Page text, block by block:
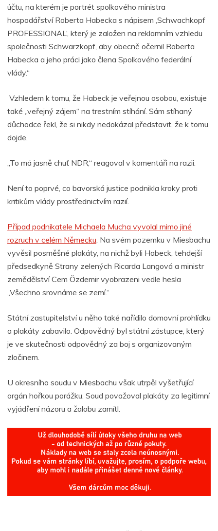
účtu, na kterém je portrét spolkového ministra
hospodářství Roberta Habecka s nápisem ‚Schwachkopf
PROFESSIONAL‘, který je založen na reklamním vzhledu
společnosti Schwarzkopf, aby obecně očernil Roberta
Habecka a jeho práci jako člena Spolkového federální
vlády.“
Vzhledem k tomu, že Habeck je veřejnou osobou, existuje
také „veřejný zájem“ na trestním stíhání. Sám stíhaný
důchodce řekl, že si nikdy nedokázal představit, že k tomu
dojde.
„To má jasně chuť NDR,“ reagoval v komentáři na razii.
Není to poprvé, co bavorská justice podnikla kroky proti
kritikům vlády prostřednictvím razií.
Případ podnikatele Michaela Mucha vyvolal mimo jiné
rozruch v celém Německu . Na svém pozemku v Miesbachu
vyvěsil posměšné plakáty, na nichž byli Habeck, tehdejší
předsedkyně Strany zelených Ricarda Langová a ministr
zemědělství Cem Özdemir vyobrazeni vedle hesla
„Všechno srovnáme se zemí.“
Státní zastupitelství u něho také nařídilo domovní prohlídku
a plakáty zabavilo. Odpovědný byl státní zástupce, který
je ve skutečnosti odpovědný za boj s organizovaným
zločinem.
U okresního soudu v Miesbachu však utrpěl vyšetřující
orgán hořkou porážku. Soud považoval plakáty za legitimní
vyjádření názoru a žalobu zamítl.